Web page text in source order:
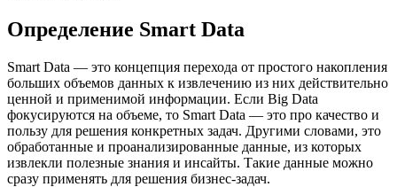
Определение Smart Data
Smart Data — это концепция перехода от простого накопления
больших объемов данных к извлечению из них действительно
ценной и применимой информации. Если Big Data
фокусируются на объеме, то Smart Data — это про качество и
пользу для решения конкретных задач. Другими словами, это
обработанные и проанализированные данные, из которых
извлекли полезные знания и инсайты. Такие данные можно
сразу применять для решения бизнес-задач.